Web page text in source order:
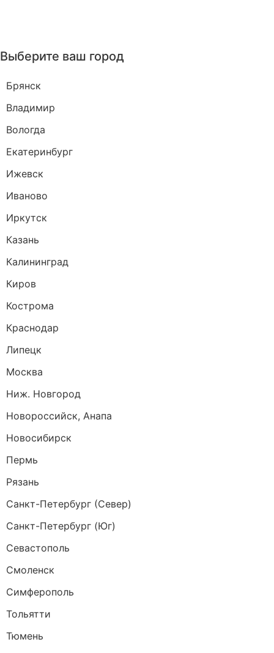
Выберите ваш город
Брянск
Владимир
Вологда
Екатеринбург
Ижевск
Иваново
Иркутск
Казань
Калининград
Киров
Кострома
Краснодар
Липецк
Москва
Ниж. Новгород
Новороссийск, Анапа
Новосибирск
Пермь
Рязань
Санкт-Петербург (Север)
Санкт-Петербург (Юг)
Севастополь
Смоленск
Симферополь
Тольятти
Тюмень